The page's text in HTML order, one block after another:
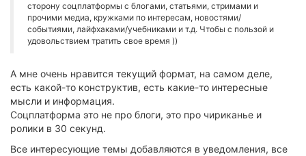
сторону соцплатформы с блогами, статьями, стримами и
прочими медиа, кружками по интересам, новостями/
событиями, лайфхаками/учебниками и т.д. Чтобы с пользой и
удовольствием тратить свое время ))
А мне очень нравится текущий формат, на самом деле,
есть какой-то конструктив, есть какие-то интересные
мысли и информация.
Соцплатформа это не про блоги, это про чириканье и
ролики в 30 секунд.
Все интересующие темы добавляются в уведомления, все